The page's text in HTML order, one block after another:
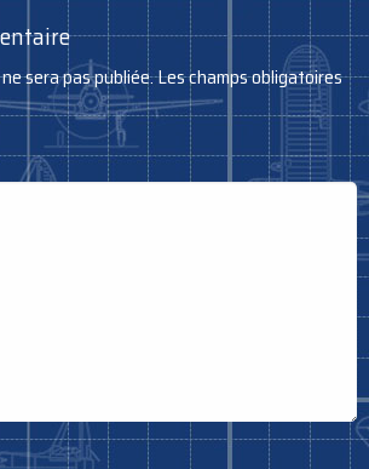
sera pas publiée.Les champs obligatoires